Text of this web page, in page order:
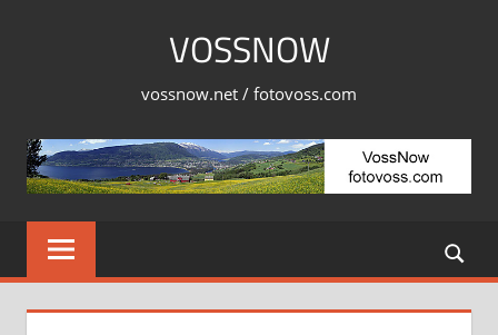
VOSSNOW
vossnow.net / fotovoss.com